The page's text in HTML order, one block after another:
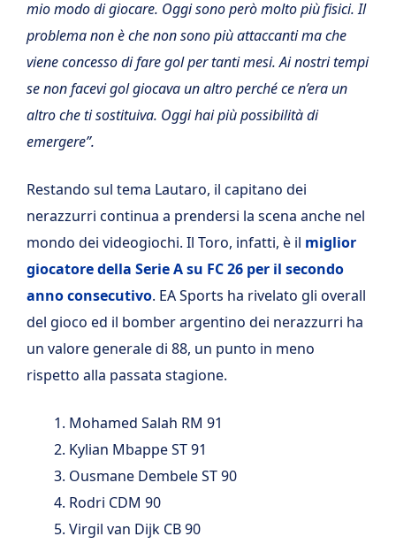
mio modo di giocare. Oggi sono però molto più fisici. Il
problema non è che non sono più attaccanti ma che
viene concesso di fare gol per tanti mesi. Ai nostri tempi
se non facevi gol giocava un altro perché ce n’era un
altro che ti sostituiva. Oggi hai più possibilità di
emergere”.
Restando sul tema Lautaro, il capitano dei
nerazzurri continua a prendersi la scena anche nel
mondo dei videogiochi. Il Toro, infatti, è il miglior
giocatore della Serie A su FC 26 per il secondo
anno consecutivo. EA Sports ha rivelato gli overall
del gioco ed il bomber argentino dei nerazzurri ha
un valore generale di 88, un punto in meno
rispetto alla passata stagione.
Mohamed Salah RM 91
Kylian Mbappe ST 91
Ousmane Dembele ST 90
Rodri CDM 90
Virgil van Dijk CB 90